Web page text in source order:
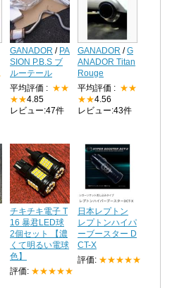
GANADOR / PA
SION P.B.S ブ
ルーテール
平均評価 : ★★
★★4.85
レビュー:47件
GANADOR /G
ANADOR Titan
Rouge
平均評価 : ★★
★★4.56
レビュー:43件
チキチキ電子 T
16 暴君LED球
2個セット 【濃
くて明るい電球
色】
評価: ★★★★★
日本レプトン
レプトンハイパ
ーブースター D
CT-X
評価: ★★★★★